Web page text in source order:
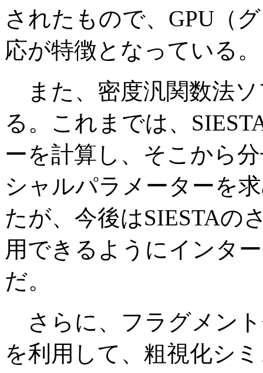
されたもので、GPU（
応が特徴となっている。
また、密度汎関数法ソ
る。これまでは、
ーを計算し、そこから
シャルパラメーターを
たが、今後はSIESTAの
用できるようにインタ
だ。
さらに、フラグメン
を利用して、粗視化シ